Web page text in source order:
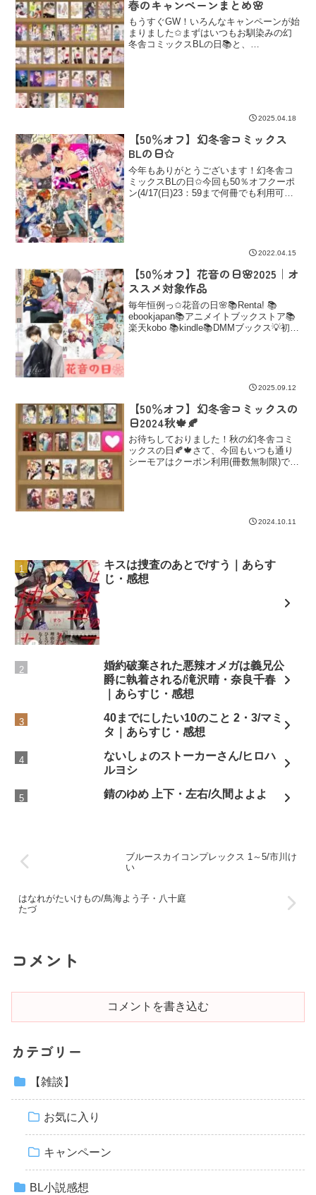
春のキャンペーンまとめ🌸
もうすぐGW！いろんなキャンペーンが始
まりました✩まずはいつもお馴染みの幻
冬舎コミックスBLの日📚と、
2025.04.18
【50％オフ】幻冬舎コミックス
BLの日✩
今年もありがとうございます！幻冬舎コ
ミックスBLの日✩今回も50％オフクーポ
ン(4/17(日)23：59まで何冊でも利用可能)
2022.04.15
【50％オフ】花音の日🌸2025｜オ
ススメ対象作品
毎年恒例っ✩花音の日🌸📚Renta! 📚
ebookjapan📚アニメイトブックストア📚
楽天kobo 📚kindle📚DMMブックス💡初回
2025.09.12
【50％オフ】幻冬舎コミックスの
日2024秋🍁🍂
お待ちしておりました！秋の幻冬舎コミ
ックスの日🍂🍁さて、今回もいつも通り
シーモアはクーポン利用(冊数無制限)で
2024.10.11
キスは捜査のあとで/すう｜あらす
じ・感想
婚約破棄された悪辣オメガは義兄公
爵に執着される/滝沢晴・奈良千春
｜あらすじ・感想
40までにしたい10のこと 2・3/マミ
タ｜あらすじ・感想
ないしょのストーカーさん/ヒロハ
ルヨシ
錆のゆめ 上下・左右/久間よよよ
ブルースカイコンプレックス 1～5/市川け
い
はなれがたいけもの/鳥海よう子・八十庭
たづ
コメント
コメントを書き込む
カテゴリー
【雑談】
お気に入り
キャンペーン
BL小説感想